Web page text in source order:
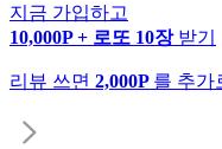
지금 가입하고
10,000P + 로또 10장 받기
리뷰 쓰면 2,000P 를 추가